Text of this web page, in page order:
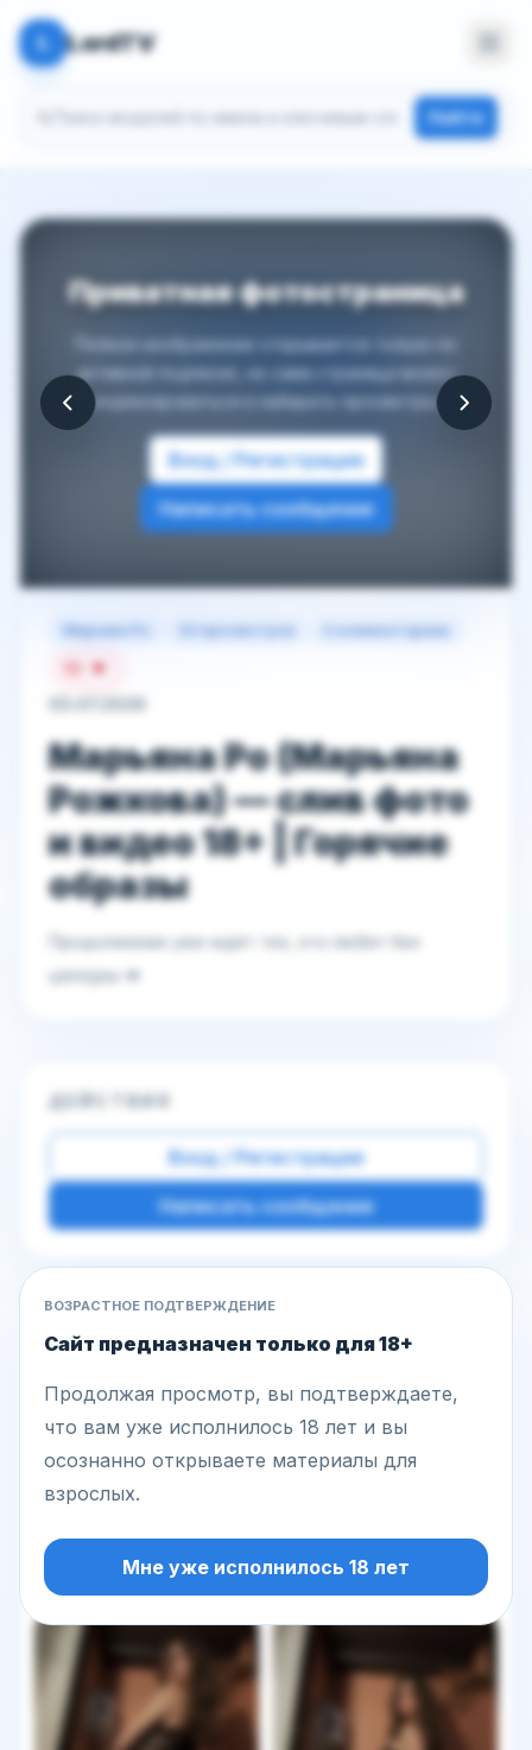
L LordTV
Найти
Приватная фотостраница
Полное изображение открывается только по
активной подписке, но сама страница может
индексироваться и набирать просмотры.
Вход / Регистрация
Написать сообщение
Марьяна Ро 43 просмотров 0 комментариев
Марьяна Ро (Марьяна
Рожкова) — слив фото
и видео 18+ | Горячие
образы
Продолжение уже ждёт тех, кто любит без
цензуры 💋
ДЕЙСТВИЯ
Вход / Регистрация
Написать сообщение
Другие фото этой модели
ВОЗРАСТНОЕ ПОДТВЕРЖДЕНИЕ
Сайт предназначен только для 18+
Продолжая просмотр, вы подтверждаете,
что вам уже исполнилось 18 лет и вы
осознанно открываете материалы для
взрослых.
Мне уже исполнилось 18 лет